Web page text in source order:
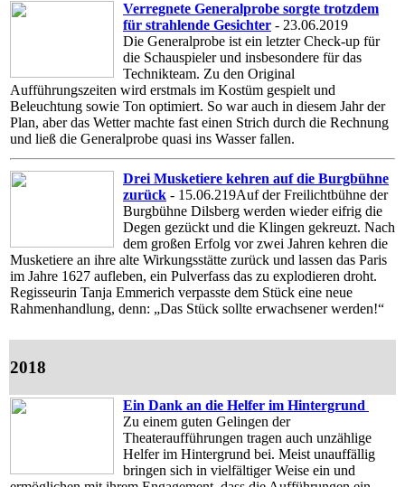
Verregnete Generalprobe sorgte trotzdem
für strahlende Gesichter - 23.06.2019
Die Generalprobe ist ein letzter Check-up für
die Schauspieler und insbesondere für das
Technikteam. Zu den Original
Aufführungszeiten wird erstmals im Kostüm gespielt und
Beleuchtung sowie Ton optimiert. So war auch in diesem Jahr der
Plan, aber das Wetter machte fast einen Strich durch die Rechnung
und ließ die Generalprobe quasi ins Wasser fallen.
Drei Musketiere kehren auf die Burgbühne
zurück - 15.06.219Auf der Freilichtbühne der
Burgbühne Dilsberg werden wieder eifrig die
Degen gezückt und die Klingen gekreuzt. Nach
dem großen Erfolg vor zwei Jahren kehren die
Musketiere an ihre alte Wirkungsstätte zurück und lassen das Paris
im Jahre 1627 aufleben, ein Pulverfass das zu explodieren droht.
Regisseurin Tanja Emmerich verpasste dem Stück eine neue
Rahmenhandlung, denn: „Das Stück sollte erwachsener werden!“
2018
Ein Dank an die Helfer im Hintergrund
Zu einem guten Gelingen der
Theateraufführungen tragen auch unzählige
Helfer im Hintergrund bei. Meist unauffällig
bringen sich in vielfältiger Weise ein und